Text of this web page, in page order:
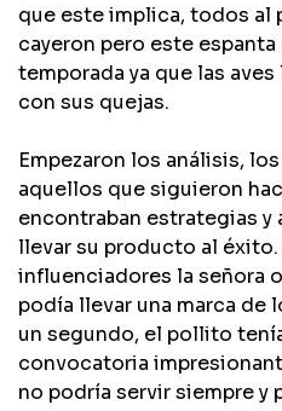
que este implica, todos al
cayeron pero este
temporada ya que las
con sus quejas.
Empezaron los análisis,
aquellos que siguieron
encontraban estrategias y
llevar su producto al
influenciadores la señora
podía llevar una marca de
un segundo, el pollito
convocatoria
no podría servir siempre y